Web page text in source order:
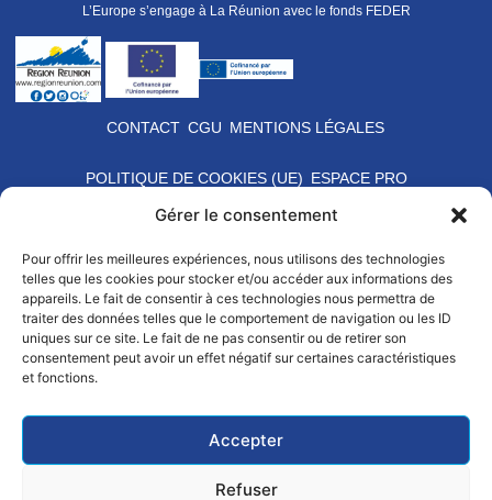
Gérer le consentement
Pour offrir les meilleures expériences, nous utilisons des technologies
telles que les cookies pour stocker et/ou accéder aux informations des
appareils. Le fait de consentir à ces technologies nous permettra de
traiter des données telles que le comportement de navigation ou les ID
uniques sur ce site. Le fait de ne pas consentir ou de retirer son
consentement peut avoir un effet négatif sur certaines caractéristiques
et fonctions.
Accepter
Refuser
L’Europe s’engage à La Réunion avec le fonds FEDER
CONTACT CGU MENTIONS LÉGALES
POLITIQUE DE COOKIES (UE) ESPACE PRO